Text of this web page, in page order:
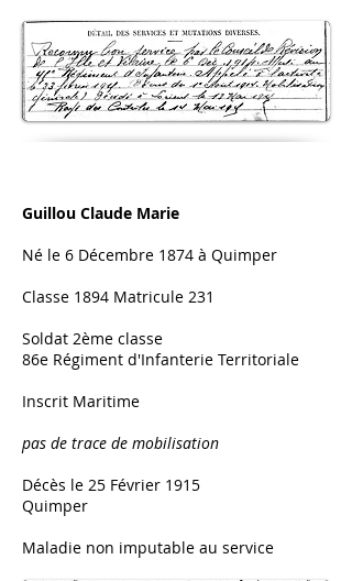
Guillou Claude Marie
Né le 6 Décembre 1874 à Quimper
Classe 1894 Matricule 231
Soldat 2ème classe
86e Régiment d'Infanterie Territoriale
Inscrit Maritime
pas de trace de mobilisation
Décès le 25 Février 1915
Quimper
Maladie non imputable au service